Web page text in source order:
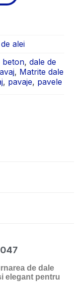
alei
beton, dale de
, Matrite dale
, pavaje, pavele
de dale
elegant pentru